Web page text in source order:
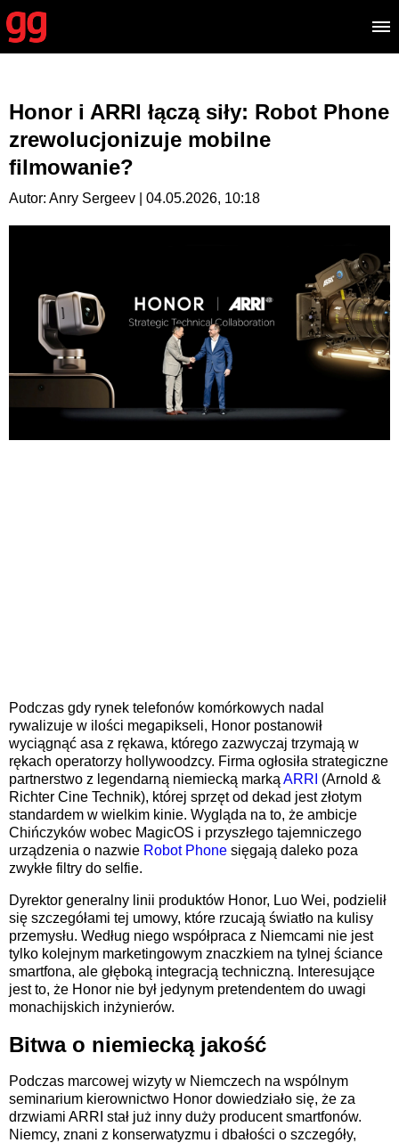
Honor i ARRI łączą siły: Robot Phone
zrewolucjonizuje mobilne
filmowanie?
Autor: Anry Sergeev | 04.05.2026, 10:18
Podczas gdy rynek telefonów komórkowych nadal
rywalizuje w ilości megapikseli, Honor postanowił
wyciągnąć asa z rękawa, którego zazwyczaj trzymają w
rękach operatorzy hollywoodzcy. Firma ogłosiła strategiczne
partnerstwo z legendarną niemiecką marką ARRI (Arnold &
Richter Cine Technik), której sprzęt od dekad jest złotym
standardem w wielkim kinie. Wygląda na to, że ambicje
Chińczyków wobec MagicOS i przyszłego tajemniczego
urządzenia o nazwie Robot Phone sięgają daleko poza
zwykłe filtry do selfie.
Dyrektor generalny linii produktów Honor, Luo Wei, podzielił
się szczegółami tej umowy, które rzucają światło na kulisy
przemysłu. Według niego współpraca z Niemcami nie jest
tylko kolejnym marketingowym znaczkiem na tylnej ściance
smartfona, ale głęboką integracją techniczną. Interesujące
jest to, że Honor nie był jedynym pretendentem do uwagi
monachijskich inżynierów.
Bitwa o niemiecką jakość
Podczas marcowej wizyty w Niemczech na wspólnym
seminarium kierownictwo Honor dowiedziało się, że za
drzwiami ARRI stał już inny duży producent smartfonów.
Niemcy, znani z konserwatyzmu i dbałości o szczegóły,